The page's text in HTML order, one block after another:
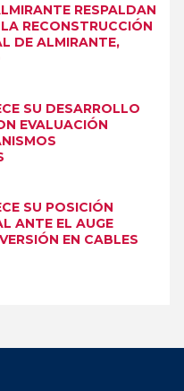
RESPALDAN
RECONSTRUCCIÓN
DE ALMIRANTE,
SU DESARROLLO
EVALUACIÓN
SU POSICIÓN
ANTE EL AUGE
EN CABLES